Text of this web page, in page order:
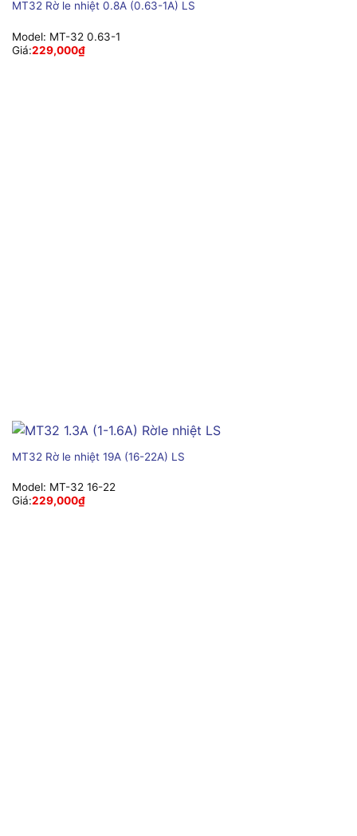
MT32 Rờ le nhiệt 0.8A (0.63-1A) LS
Model: MT-32 0.63-1
Giá:229,000₫
MT32 Rờ le nhiệt 19A (16-22A) LS
Model: MT-32 16-22
Giá:229,000₫